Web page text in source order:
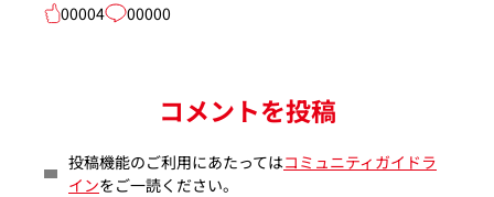
00004
00000
コメントを投稿
投稿機能のご利用にあたってはコミュニティガイドラ
インをご一読ください。